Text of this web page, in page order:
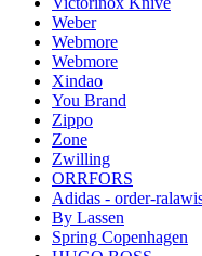
Weber
Webmore
Webmore
Xindao
You Brand
Zippo
Zone
Zwilling
ORRFORS
Adidas - order-
By Lassen
Spring Copenhagen